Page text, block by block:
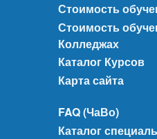
Стоимость
Стоимость
Колледжах
Каталог Курсов
Карта сайта
FAQ (ЧаВо)
Каталог